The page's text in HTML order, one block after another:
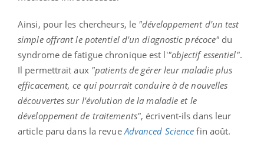
Ainsi, pour les chercheurs, le "développement d'un test
simple offrant le potentiel d'un diagnostic précoce" du
syndrome de fatigue chronique est l'"objectif essentiel".
Il permettrait aux "patients de gérer leur maladie plus
efficacement, ce qui pourrait conduire à de nouvelles
découvertes sur l'évolution de la maladie et le
développement de traitements", écrivent-ils dans leur
article paru dans la revue Advanced Science fin août.